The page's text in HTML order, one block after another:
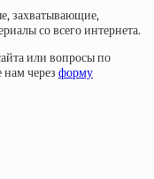
захватывающие,
со всего интернета.
или вопросы по
через форму